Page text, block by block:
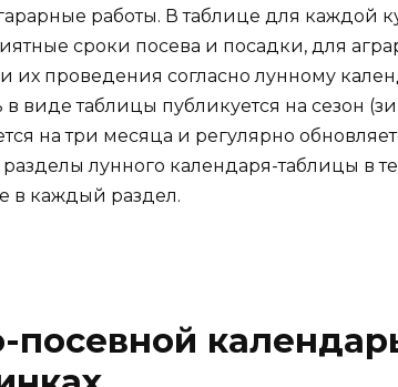
работы. В таблице для каждой
сроки посева и посадки, для
их проведения согласно лунному
виде таблицы публикуется на сезон
на три месяца и регулярно
лунного календаря-таблицы в
в каждый раздел.
посевной